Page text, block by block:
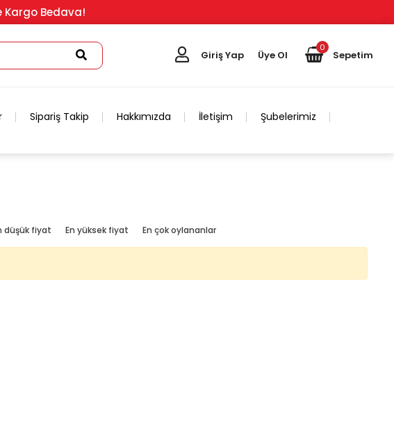
Kargo Bedava!
Giriş Yap Üye Ol
0
Sepetim
Sipariş Takip Hakkımızda İletişim Şubelerimiz
düşük fiyat En yüksek fiyat En çok oylananlar